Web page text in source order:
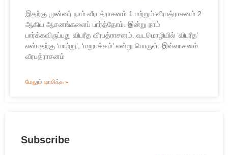
இதற்கு முன்னர் நாம் வீரபத்ராசனம் 1 மற்றும் வீரபத்ராசனம் 2
ஆகிய ஆசனங்களைப் பார்த்தோம். இன்று நாம்
பார்க்கவிருப்பது விபரீத வீரபத்ராசனம். வடமொழியில் ‘விபரீத’
என்பதற்கு ‘மாற்று’, ‘மறுபக்கம்’ என்று பொருள். இவ்வாசனம்
வீரபத்ராசனம்
மேலும் வாசிக்க »
Subscribe